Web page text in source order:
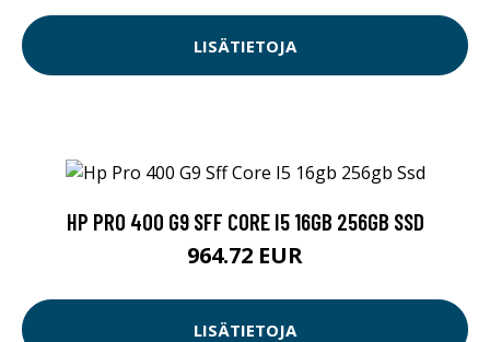
LISÄTIETOJA
HP PRO 400 G9 SFF CORE I5 16GB 256GB SSD
964.72 EUR
LISÄTIETOJA